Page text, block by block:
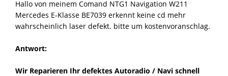
Hallo von meinem Comand NTG1 Navigation W211
Mercedes E-Klasse BE7039 erkennt keine cd mehr
wahrscheinlich laser defekt. bitte um kostenvoranschlag.
Antwort:
Wir Reparieren Ihr defektes Autoradio / Navi schnell